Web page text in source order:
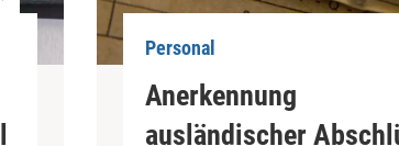
Personal
Anerkennung
ausländischer